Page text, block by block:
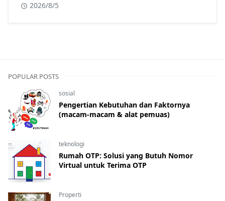
2026/8/5
POPULAR POSTS
sosial
Pengertian Kebutuhan dan Faktornya
(macam-macam & alat pemuas)
teknologi
Rumah OTP: Solusi yang Butuh Nomor
Virtual untuk Terima OTP
Properti